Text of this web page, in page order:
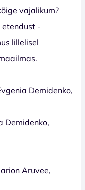
vajalikum?
etendust -
lillelisel
Demidenko,
Demidenko,
Aruvee,